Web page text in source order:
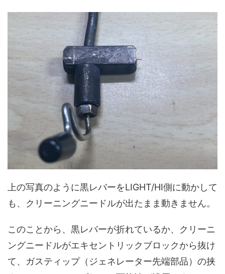
上の写真のように黒レバーをLIGHT/HI側に動かして
も、クリーニングニードルが出たまま動きません。
このことから、黒レバーが折れているか、クリーニ
ングニードルがエキセントリックブロックから抜け
て、ガスティップ（ジェネレーター先端部品）の挟